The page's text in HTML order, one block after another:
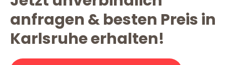
anfragen & besten Preis in
Karlsruhe erhalten!